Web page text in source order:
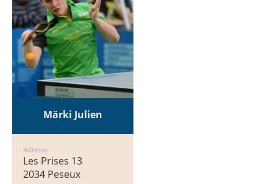
Märki Julien
Adresse
Les Prises 13
2034 Peseux